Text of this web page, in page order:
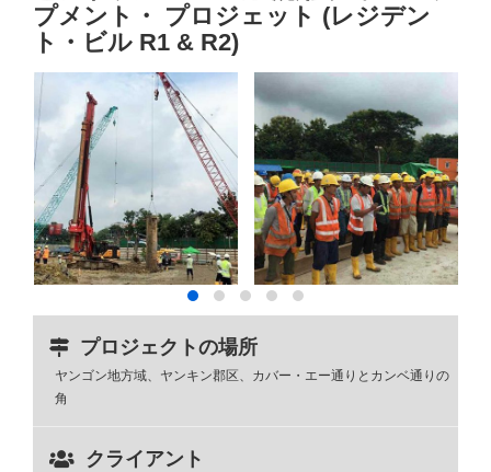
プメント・ プロジェット (レジデン
ト・ビル R1 & R2)
プロジェクトの場所
ヤンゴン地方域、ヤンキン郡区、カバー・エー通りとカンベ通りの
角
クライアント